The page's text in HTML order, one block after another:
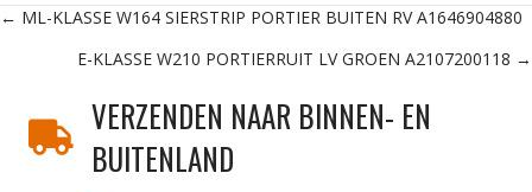
Posts
navigation
← ML-KLASSE W164 SIERSTRIP PORTIER BUITEN RV A1646904880
E-KLASSE W210 PORTIERRUIT LV GROEN A2107200118 →
VERZENDEN NAAR BINNEN- EN
BUITENLAND